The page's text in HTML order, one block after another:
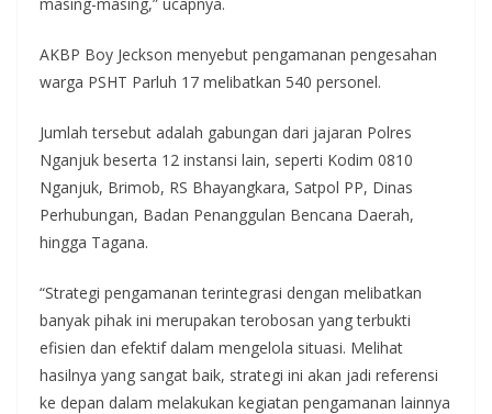
AKBP Boy Jeckson menyebut pengamanan pengesahan
warga PSHT Parluh 17 melibatkan 540 personel.
Jumlah tersebut adalah gabungan dari jajaran Polres
Nganjuk beserta 12 instansi lain, seperti Kodim 0810
Nganjuk, Brimob, RS Bhayangkara, Satpol PP, Dinas
Perhubungan, Badan Penanggulan Bencana Daerah,
hingga Tagana.
“Strategi pengamanan terintegrasi dengan melibatkan
banyak pihak ini merupakan terobosan yang terbukti
efisien dan efektif dalam mengelola situasi. Melihat
hasilnya yang sangat baik, strategi ini akan jadi referensi
ke depan dalam melakukan kegiatan pengamanan lainnya